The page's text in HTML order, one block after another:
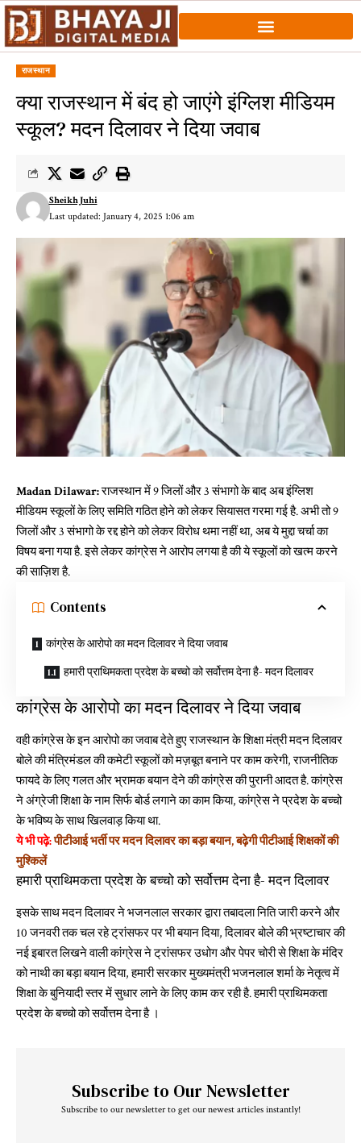
राजस्थान
क्या राजस्थान में बंद हो जाएंगे इंग्लिश मीडियम
स्कूल? मदन दिलावर ने दिया जवाब
Last updated: January 4, 2025 1:06 am
Sheikh Juhi
Madan Dilawar:राजस्थान में 9 जिलों और 3 संभागो के बाद अब इंग्लिश
मीडियम स्कूलों के लिए समिति गठित होने को लेकर सियासत गरमा गई है. अभी तो 9
जिलों और 3 संभागो के रद्द होने को लेकर विरोध थमा नहीं था, अब ये मुद्दा चर्चा का
विषय बना गया है. इसे लेकर कांग्रेस ने आरोप लगया है की ये स्कूलों को खत्म करने
की साज़िश है.
Contents
कांग्रेस के आरोपो का मदन दिलावर ने दिया जवाब
हमारी प्राथिमकता प्रदेश के बच्चो को सर्वोत्तम देना है- मदन दिलावर
कांग्रेस के आरोपो का मदन दिलावर ने दिया जवाब
वही कांग्रेस के इन आरोपो का जवाब देते हुए राजस्थान के शिक्षा मंत्री मदन दिलावर
बोले की मंत्रिमंडल की कमेटी स्कूलों को मज़बूत बनाने पर काम करेगी, राजनीतिक
फायदे के लिए गलत और भ्रामक बयान देने की कांग्रेस की पुरानी आदत है. कांग्रेस
ने अंग्रेजी शिक्षा के नाम सिर्फ बोर्ड लगाने का काम किया, कांग्रेस ने प्रदेश के बच्चो
के भविष्य के साथ खिलवाड़ किया था.
ये भी पढ़े:पीटीआई भर्ती पर मदन दिलावर का बड़ा बयान, बढ़ेगी पीटीआई शिक्षकों की
मुश्किलें
हमारी प्राथिमकता प्रदेश के बच्चो को सर्वोत्तम देना है- मदन दिलावर
इसके साथ मदन दिलावर ने भजनलाल सरकार द्वारा तबादला निति जारी करने और
10 जनवरी तक चल रहे ट्रांसफर पर भी बयान दिया, दिलावर बोले की भ्रष्टाचार की
नई इबारत लिखने वाली कांग्रेस ने ट्रांसफर उधोग और पेपर चोरी से शिक्षा के मंदिर
को नाथी का बड़ा बयान दिया, हमारी सरकार मुख्यमंत्री भजनलाल शर्मा के नेतृत्व में
शिक्षा के बुनियादी स्तर में सुधार लाने के लिए काम कर रही है. हमारी प्राथिमकता
प्रदेश के बच्चो को सर्वोत्तम देना है ।
Subscribe to Our Newsletter
Subscribe to our newsletter to get our newest articles instantly!